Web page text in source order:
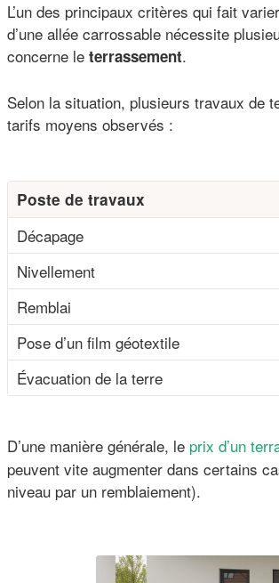
L’un des principaux critères qui fait
d’une allée carrossable nécessite
concerne le terrassement.
Selon la situation, plusieurs travaux de
tarifs moyens observés :
Poste de travaux
Décapage
Nivellement
Remblai
Pose d’un film géotextile
Évacuation de la terre
D’une manière générale, le prix d’un
peuvent vite augmenter dans certains
niveau par un remblaiement).